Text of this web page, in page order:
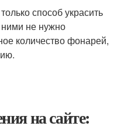
способ украсить
ними не нужно
количество фонарей,
на сайте: